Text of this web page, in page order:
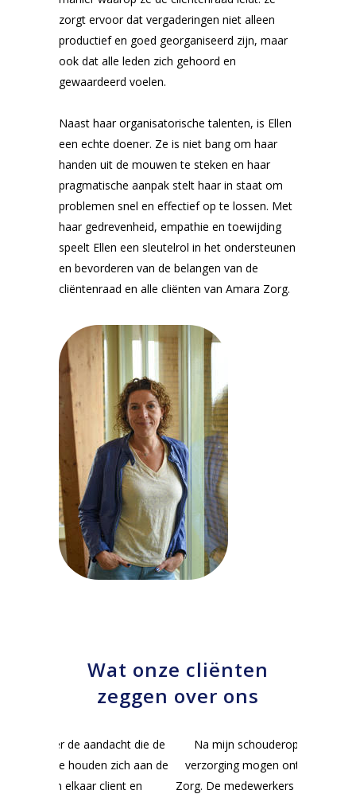
zorgt ervoor dat vergaderingen niet alleen
productief en goed georganiseerd zijn, maar
ook dat alle leden zich gehoord en
gewaardeerd voelen.
Naast haar organisatorische talenten, is Ellen
een echte doener. Ze is niet bang om haar
handen uit de mouwen te steken en haar
pragmatische aanpak stelt haar in staat om
problemen snel en effectief op te lossen. Met
haar gedrevenheid, empathie en toewijding
speelt Ellen een sleutelrol in het ondersteunen
en bevorderen van de belangen van de
cliëntenraad en alle cliënten van Amara Zorg.
Wat onze cliënten
zeggen over ons
Na mijn schouderoperatie heb ik fijne
verzorging mogen ontvangen van Amara
Zorg. De medewerkers waren lief, deskundig